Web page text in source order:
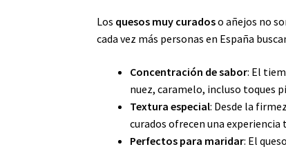
Los quesos muy curadoso añejos no
cada vez más personas en España
Concentración de sabor: El
nuez, caramelo, incluso toques
Textura especial: Desde la
curados ofrecen una
Perfectos para maridar: El